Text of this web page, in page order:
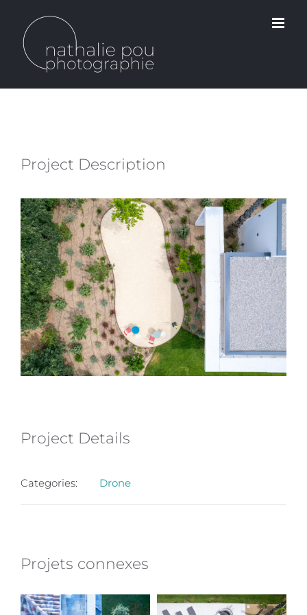
contenu
Project Description
Project Details
Categories: Drone
Projets connexes